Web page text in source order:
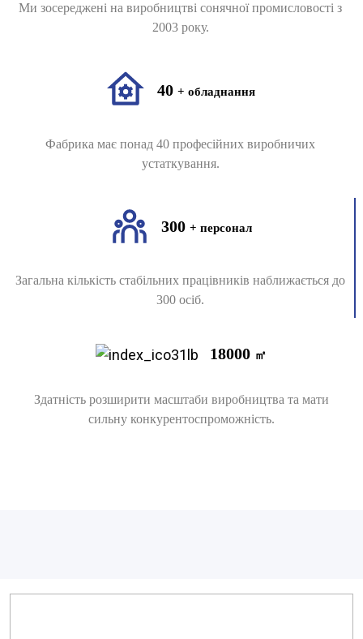
Ми зосереджені на виробництві сонячної промисловості з
2003 року.
40 + обладнання
Фабрика має понад 40 професійних виробничих
устаткування.
300 + персонал
Загальна кількість стабільних працівників наближається до
300 осіб.
18000 ㎡
Здатність розширити масштаби виробництва та мати
сильну конкурентоспроможність.